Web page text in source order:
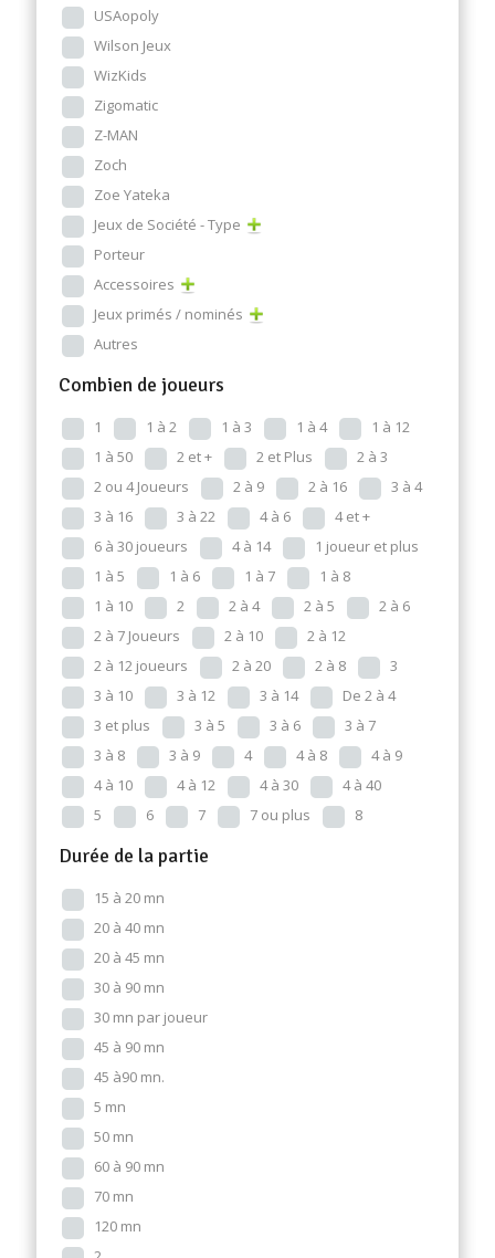
USAopoly
Wilson Jeux
WizKids
Zigomatic
Z-MAN
Zoch
Zoe Yateka
Jeux de Société - Type
Porteur
Accessoires
Jeux primés / nominés
Autres
Combien de joueurs
1 1 à 2 1 à 3 1 à 4
1 à 12
1 à 50
2 et + 2 et Plus
2 à 3
2 ou 4 Joueurs
2 à 9 2 à 16
3 à 4
3 à 16
3 à 22 4 à 6
4 et +
6 à 30 joueurs
4 à 14
1 joueur et plus
1 à 5
1 à 6 1 à 7
1 à 8
1 à 10
2 2 à 4 2 à 5
2 à 6
2 à 7 Joueurs
2 à 10
2 à 12
2 à 12 joueurs
2 à 20 2 à 8
3
3 à 10
3 à 12 3 à 14
De 2 à 4
3 et plus
3 à 5 3 à 6
3 à 7
3 à 8
3 à 9 4 4 à 8
4 à 9
4 à 10
4 à 12 4 à 30
4 à 40
5
6 7 7 ou plus 8
Durée de la partie
15 à 20 mn
20 à 40 mn
20 à 45 mn
30 à 90 mn
30 mn par joueur
45 à 90 mn
45 à90 mn.
5 mn
50 mn
60 à 90 mn
70 mn
120 mn